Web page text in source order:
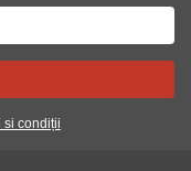
si condiții